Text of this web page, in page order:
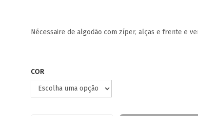
Nécessaire de algodão com zíper, alças e frente e
COR